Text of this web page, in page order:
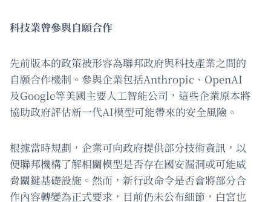
科技業曾參與自願合作
先前版本的政策被形容為聯邦政府與科技產業之間的
自願合作機制。參與企業包括Anthropic、OpenAI
及Google等美國主要人工智能公司，這些企業原本將
協助政府評估新一代AI模型可能帶來的安全風險。
根據當時規劃，企業可向政府提供部分技術資訊，以
便聯邦機構了解相關模型是否存在國安漏洞或可能威
脅關鍵基礎設施。然而，新行政命令是否會將部分合
作內容轉變為正式要求，目前仍未公布細節，白宮也